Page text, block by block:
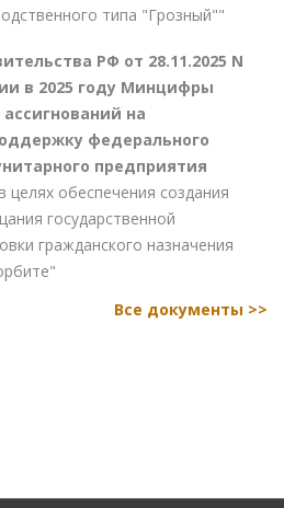
типа "Грозный""
РФ от 28.11.2025 N
в 2025 году Минцифры
на
федерального
предприятия
целях обеспечения создания
государственной
гражданского назначения
Все документы >>